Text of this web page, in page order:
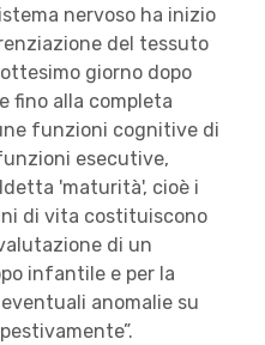
nervoso ha inizio
del tessuto
giorno dopo
fino alla completa
funzioni cognitive di
esecutive,
'maturità', cioè i
di vita costituiscono
di un
infantile e per la
anomalie su